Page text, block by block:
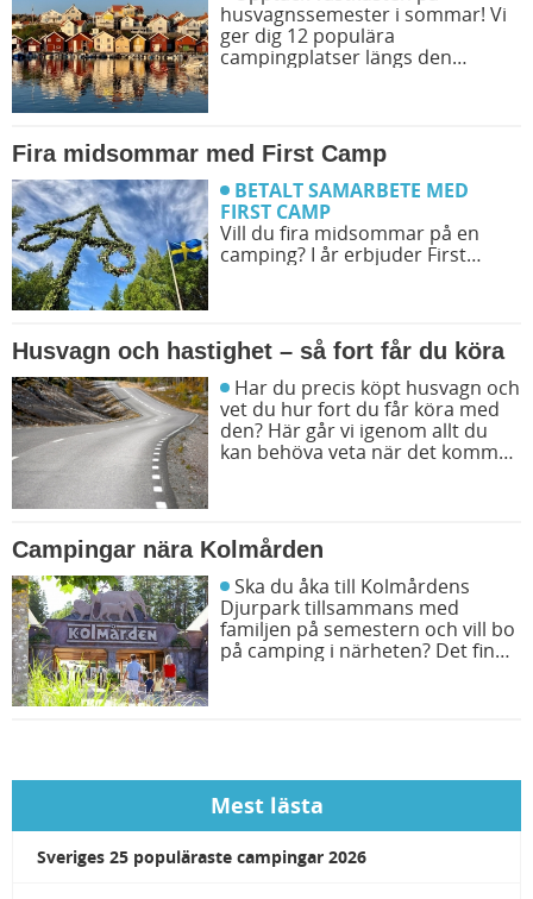
husvagnssemester i sommar! Vi
ger dig 12 populära
campingplatser längs den
en karta.
Fira midsommar med First Camp
BETALT SAMARBETE MED
FIRST CAMP
Vill du fira midsommar på en
camping? I år erbjuder First
som gör din midsommar magisk!
Husvagn och hastighet – så fort får du köra
vet du hur fort du får köra med
den? Här går vi igenom allt du
kan behöva veta när det kommer
Campingar nära Kolmården
Djurpark tillsammans med
familjen på semestern och vill bo
på camping i närheten? Det finns
Mest lästa
Sveriges 25 populäraste campingar 2026